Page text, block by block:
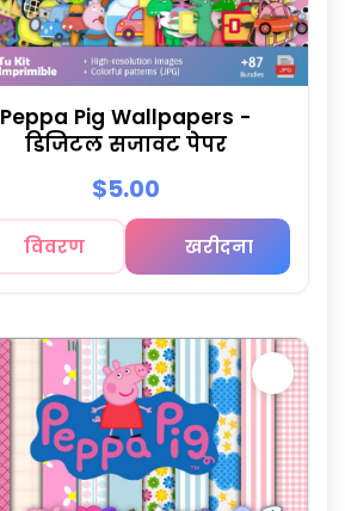
Peppa Pig Wallpapers -
डिजिटल सजावट पेपर
$5.00
विवरण खरीदना